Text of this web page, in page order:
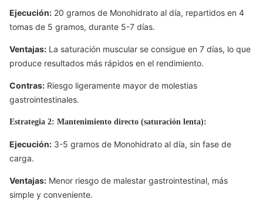
Ejecución: 20 gramos de Monohidrato al día, repartidos en 4
tomas de 5 gramos, durante 5-7 días.
Ventajas: La saturación muscular se consigue en 7 días, lo que
produce resultados más rápidos en el rendimiento.
Contras: Riesgo ligeramente mayor de molestias
gastrointestinales.
Estrategia 2: Mantenimiento directo (saturación lenta):
Ejecución: 3-5 gramos de Monohidrato al día, sin fase de
carga.
Ventajas: Menor riesgo de malestar gastrointestinal, más
simple y conveniente.